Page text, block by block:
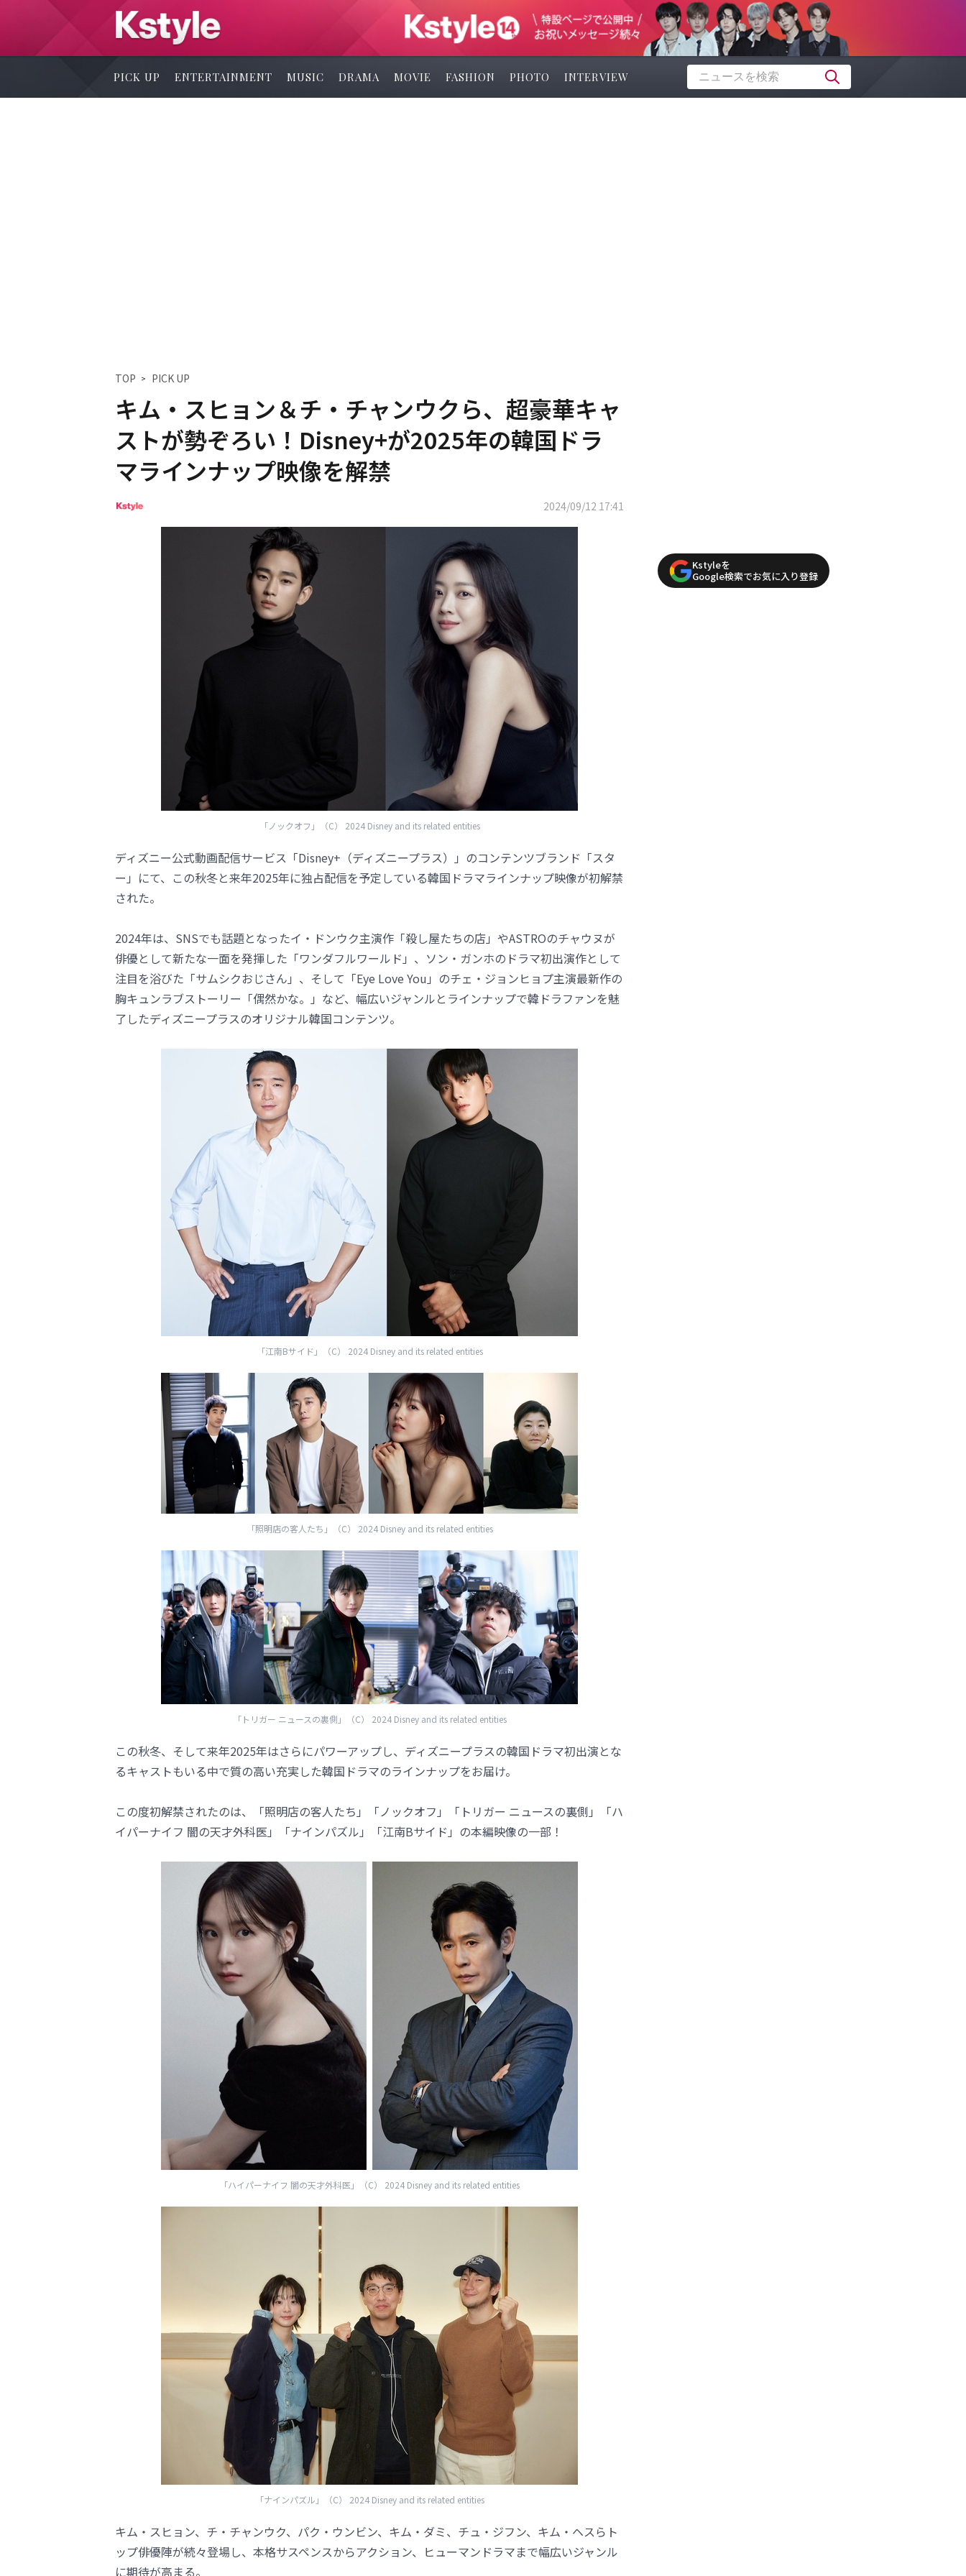
PICK UP ENTERTAINMENT MUSIC DRAMA MOVIE FASHION PHOTO INTERVIEW
TOP PICK UP
キム・スヒョン＆チ・チャンウクら、超豪華キャ
ストが勢ぞろい！Disney+が2025年の韓国ドラ
マラインナップ映像を解禁
2024/09/12 17:41
「ノックオフ」（C） 2024 Disney and its related entities
ディズニー公式動画配信サービス「Disney+（ディズニープラス）」のコンテンツブランド「スタ
ー」にて、この秋冬と来年2025年に独占配信を予定している韓国ドラマラインナップ映像が初解禁
された。
2024年は、SNSでも話題となったイ・ドンウク主演作「殺し屋たちの店」やASTROのチャウヌが
俳優として新たな一面を発揮した「ワンダフルワールド」、ソン・ガンホのドラマ初出演作として
注目を浴びた「サムシクおじさん」、そして「Eye Love You」のチェ・ジョンヒョプ主演最新作の
胸キュンラブストーリー「偶然かな。」など、幅広いジャンルとラインナップで韓ドラファンを魅
了したディズニープラスのオリジナル韓国コンテンツ。
「江南Bサイド」（C） 2024 Disney and its related entities
「照明店の客人たち」（C） 2024 Disney and its related entities
「トリガー ニュースの裏側」（C） 2024 Disney and its related entities
この秋冬、そして来年2025年はさらにパワーアップし、ディズニープラスの韓国ドラマ初出演とな
るキャストもいる中で質の高い充実した韓国ドラマのラインナップをお届け。
この度初解禁されたのは、「照明店の客人たち」「ノックオフ」「トリガー ニュースの裏側」「ハ
イパーナイフ 闇の天才外科医」「ナインパズル」「江南Bサイド」の本編映像の一部！
「ハイパーナイフ 闇の天才外科医」（C） 2024 Disney and its related entities
「ナインパズル」（C） 2024 Disney and its related entities
キム・スヒョン、チ・チャンウク、パク・ウンビン、キム・ダミ、チュ・ジフン、キム・ヘスらト
ップ俳優陣が続々登場し、本格サスペンスからアクション、ヒューマンドラマまで幅広いジャンル
に期待が高まる。
Kstyleを
Google検索でお気に入り登録